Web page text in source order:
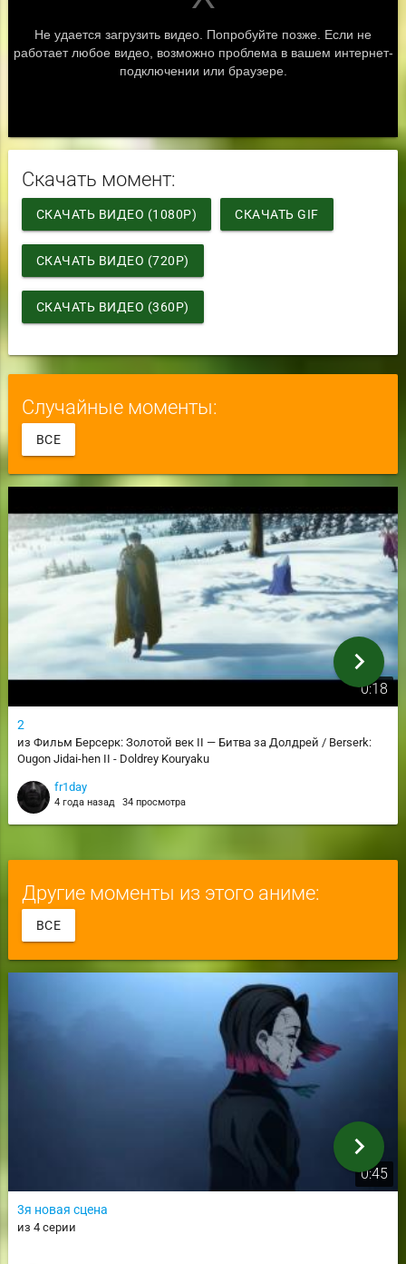
Скачать момент:
СКАЧАТЬ ВИДЕО (1080P) СКАЧАТЬ GIF
СКАЧАТЬ ВИДЕО (720P)
СКАЧАТЬ ВИДЕО (360P)
Случайные моменты:
ВСЕ
0:18
2
из Фильм Берсерк: Золотой век II — Битва за Долдрей / Berserk:
Ougon Jidai-hen II - Doldrey Kouryaku
fr1day
4 года назад 34 просмотра
chevron_right
Другие моменты из этого аниме:
ВСЕ
0:45
3я новая сцена
из 4 серии
chevron_right